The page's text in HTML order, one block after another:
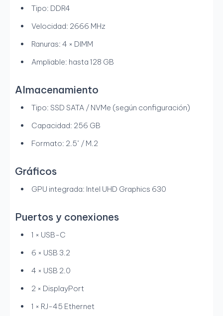
Tipo: DDR4
Velocidad: 2666 MHz
Ranuras: 4 × DIMM
Ampliable: hasta 128 GB
Almacenamiento
Tipo: SSD SATA / NVMe (según configuración)
Capacidad: 256 GB
Formato: 2.5" / M.2
Gráficos
GPU integrada: Intel UHD Graphics 630
Puertos y conexiones
1 × USB-C
6 × USB 3.2
4 × USB 2.0
2 × DisplayPort
1 × RJ-45 Ethernet